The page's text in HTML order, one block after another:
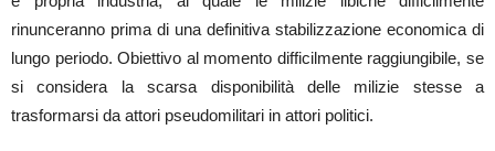
rinunceranno prima di una definitiva stabilizzazione economica di
lungo periodo. Obiettivo al momento difficilmente raggiungibile, se
si considera la scarsa disponibilità delle milizie stesse a
trasformarsi da attori pseudomilitari in attori politici.